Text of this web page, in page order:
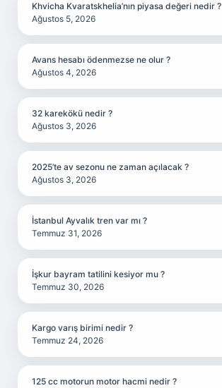
Khvicha Kvaratskhelia’nın piyasa değeri nedir ?
Ağustos 5, 2026
Avans hesabı ödenmezse ne olur ?
Ağustos 4, 2026
32 karekökü nedir ?
Ağustos 3, 2026
2025’te av sezonu ne zaman açılacak ?
Ağustos 3, 2026
İstanbul Ayvalık tren var mı ?
Temmuz 31, 2026
İşkur bayram tatilini kesiyor mu ?
Temmuz 30, 2026
Kargo varış birimi nedir ?
Temmuz 24, 2026
125 cc motorun motor hacmi nedir ?